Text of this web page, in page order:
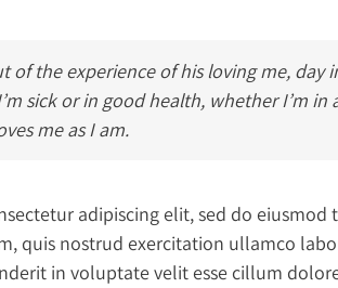
of the experience of his loving me, day
sick or in good health, whether I’m in
me as I am.
adipiscing elit, sed do
quis nostrud exercitation ullamco
in voluptate velit esse cillum